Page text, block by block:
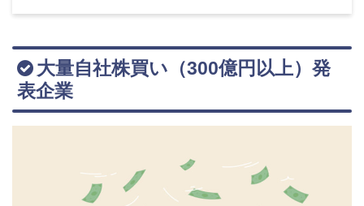
大量自社株買い（300億円以上）発
表企業